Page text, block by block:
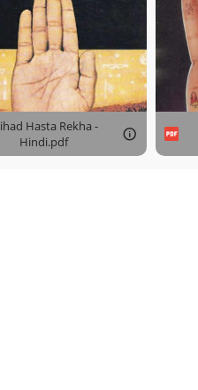
Hasta Rekha -
Hindi.pdf